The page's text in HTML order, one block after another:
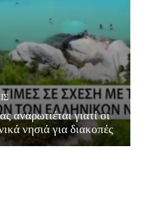
αναρωτιέται γιατί οι
νησιά για διακοπές